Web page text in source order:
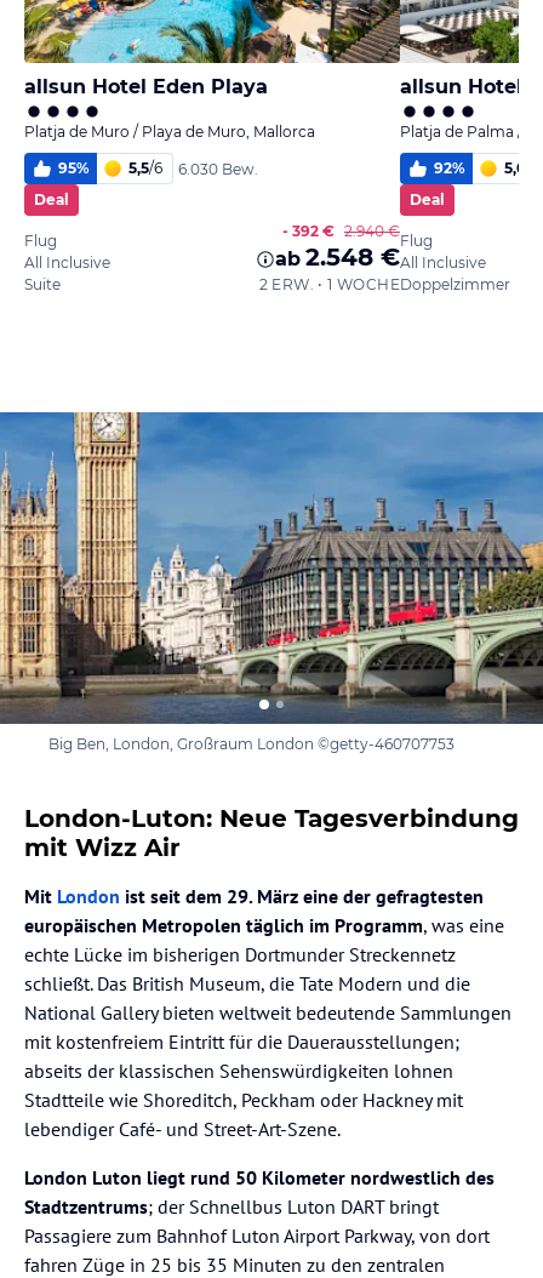
allsun Hotel Eden Playa
Platja de Muro / Playa de Muro, Mallorca
95% 5,5/6
6.030 Bew.
Deal
Flug
All Inclusive
Suite
- 392 € 2.940 €
ab 2.548 €
2 ERW. • 1 WOCHE
allsun Hotel
Platja de Palma /
92% 5,0
Deal
Flug
All Inclusive
Doppelzimmer
Big Ben, London, Großraum London ©getty-460707753
London-Luton: Neue Tagesverbindung
mit Wizz Air
Mit London ist seit dem 29. März eine der gefragtesten
europäischen Metropolen täglich im Programm, was eine
echte Lücke im bisherigen Dortmunder Streckennetz
schließt. Das British Museum, die Tate Modern und die
National Gallery bieten weltweit bedeutende Sammlungen
mit kostenfreiem Eintritt für die Dauerausstellungen;
abseits der klassischen Sehenswürdigkeiten lohnen
Stadtteile wie Shoreditch, Peckham oder Hackney mit
lebendiger Café- und Street-Art-Szene.
London Luton liegt rund 50 Kilometer nordwestlich des
Stadtzentrums; der Schnellbus Luton DART bringt
Passagiere zum Bahnhof Luton Airport Parkway, von dort
fahren Züge in 25 bis 35 Minuten zu den zentralen